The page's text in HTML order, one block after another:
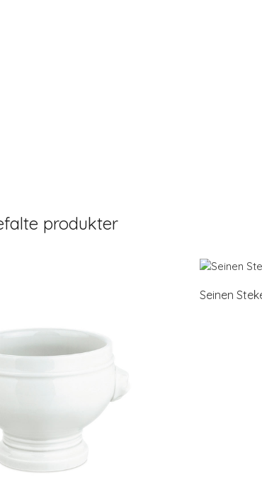
produkter
Seinen